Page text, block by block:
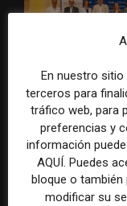
La Universidad CEU
Cardenal Herrera
un informe con
informar sobre el
En nuestro
terceros para
tráfico web, para
preferencias y
información
AQUÍ. Puedes
bloque o
modificar su